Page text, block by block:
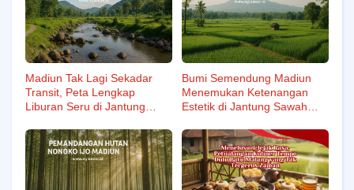
Madiun Tak Lagi Sekadar
Transit, Peta Lengkap
Liburan Seru di Jantung
Bumi Semendung Madiun
Menemukan Ketenangan
Estetik di Jantung Sawah